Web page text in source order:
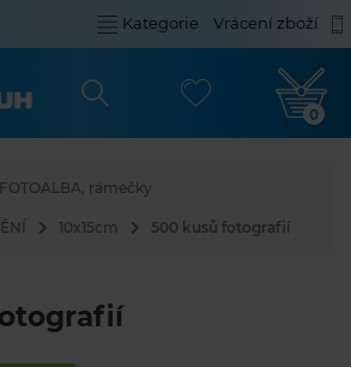
Kategorie Vrácení zboží
0
FOTOALBA, rámečky
10x15cm 500 kusů fotografií